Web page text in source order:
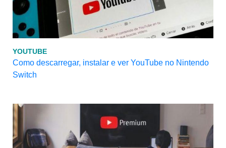
YOUTUBE
Como descarregar, instalar e ver YouTube no Nintendo
Switch